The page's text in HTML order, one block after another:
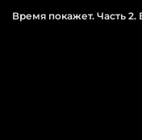
Время покажет. Часть 2.